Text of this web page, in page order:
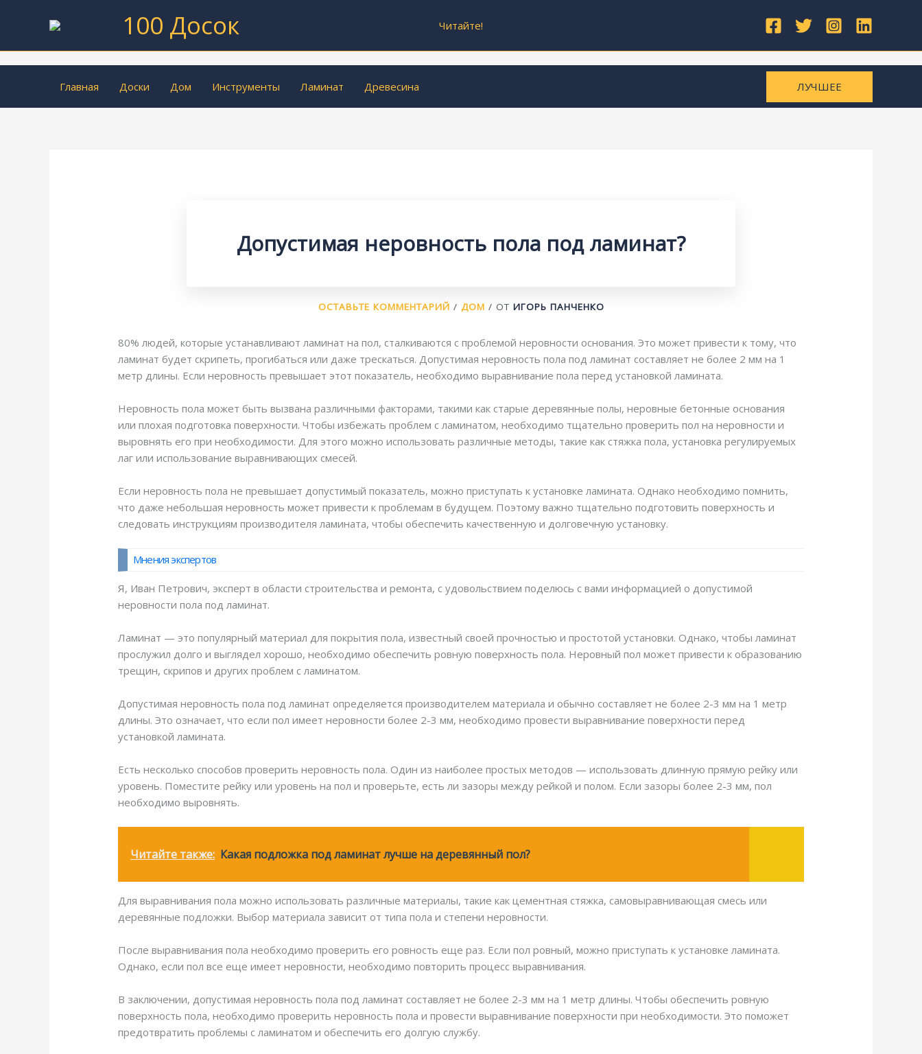
100 Досок Читайте!
Главная Доски Дом Инструменты Ламинат Древесина ЛУЧШЕЕ
Допустимая неровность пола под ламинат?
ОСТАВЬТЕ КОММЕНТАРИЙ / ДОМ / ОТ ИГОРЬ ПАНЧЕНКО
80% людей, которые устанавливают ламинат на пол, сталкиваются с проблемой неровности основания. Это может привести к тому, что
ламинат будет скрипеть, прогибаться или даже трескаться. Допустимая неровность пола под ламинат составляет не более 2 мм на 1
метр длины. Если неровность превышает этот показатель, необходимо выравнивание пола перед установкой ламината.
Неровность пола может быть вызвана различными факторами, такими как старые деревянные полы, неровные бетонные основания
или плохая подготовка поверхности. Чтобы избежать проблем с ламинатом, необходимо тщательно проверить пол на неровности и
выровнять его при необходимости. Для этого можно использовать различные методы, такие как стяжка пола, установка регулируемых
лаг или использование выравнивающих смесей.
Если неровность пола не превышает допустимый показатель, можно приступать к установке ламината. Однако необходимо помнить,
что даже небольшая неровность может привести к проблемам в будущем. Поэтому важно тщательно подготовить поверхность и
следовать инструкциям производителя ламината, чтобы обеспечить качественную и долговечную установку.
Мнения экспертов
Я, Иван Петрович, эксперт в области строительства и ремонта, с удовольствием поделюсь с вами информацией о допустимой
неровности пола под ламинат.
Ламинат — это популярный материал для покрытия пола, известный своей прочностью и простотой установки. Однако, чтобы ламинат
прослужил долго и выглядел хорошо, необходимо обеспечить ровную поверхность пола. Неровный пол может привести к образованию
трещин, скрипов и других проблем с ламинатом.
Допустимая неровность пола под ламинат определяется производителем материала и обычно составляет не более 2-3 мм на 1 метр
длины. Это означает, что если пол имеет неровности более 2-3 мм, необходимо провести выравнивание поверхности перед
установкой ламината.
Есть несколько способов проверить неровность пола. Один из наиболее простых методов — использовать длинную прямую рейку или
уровень. Поместите рейку или уровень на пол и проверьте, есть ли зазоры между рейкой и полом. Если зазоры более 2-3 мм, пол
необходимо выровнять.
Читайте также: Какая подложка под ламинат лучше на деревянный пол?
Для выравнивания пола можно использовать различные материалы, такие как цементная стяжка, самовыравнивающая смесь или
деревянные подложки. Выбор материала зависит от типа пола и степени неровности.
После выравнивания пола необходимо проверить его ровность еще раз. Если пол ровный, можно приступать к установке ламината.
Однако, если пол все еще имеет неровности, необходимо повторить процесс выравнивания.
В заключении, допустимая неровность пола под ламинат составляет не более 2-3 мм на 1 метр длины. Чтобы обеспечить ровную
поверхность пола, необходимо проверить неровность пола и провести выравнивание поверхности при необходимости. Это поможет
предотвратить проблемы с ламинатом и обеспечить его долгую службу.